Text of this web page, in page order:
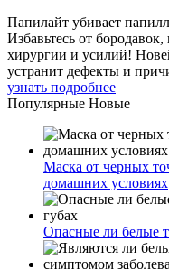
Папилайт убивает
Избавьтесь от
хирургии и усилий!
устранит дефекты и
узнать подробнее
Популярные Новые
Маска от черных
домашних условиях
Опасные ли белые